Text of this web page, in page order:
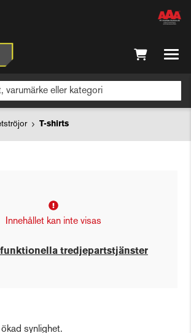
T-shirts
Innehållet kan inte visas
tredjepartstjänster
synlighet.